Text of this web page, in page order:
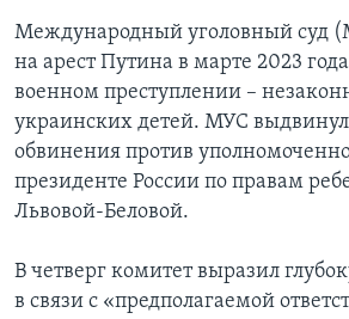
Международный уголовный суд
на арест Путина в марте 2023
военном преступлении –
украинских детей. МУС
обвинения против
президенте России по правам
Львовой-Беловой.
В четверг комитет выразил
в связи с «предполагаемой